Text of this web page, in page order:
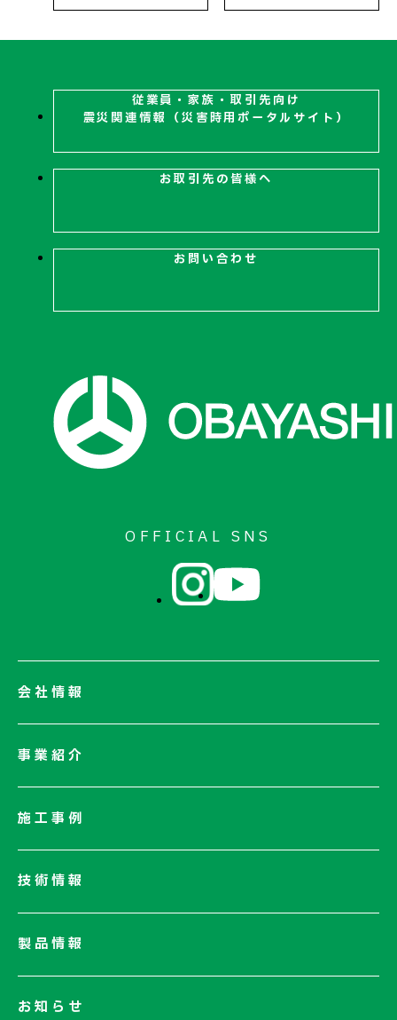
従業員・家族・取引先向け
震災関連情報（災害時用ポータルサイト）
お取引先の皆様へ
お問い合わせ
OFFICIAL SNS
会社情報
会社情報一覧
ネットワーク
電子公告
事業紹介
施工事例
技術情報
製品情報
お知らせ